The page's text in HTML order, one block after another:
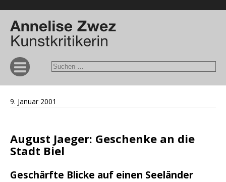
9. Januar 2001
August Jaeger: Geschenke an die
Stadt Biel
Geschärfte Blicke auf einen Seeländer